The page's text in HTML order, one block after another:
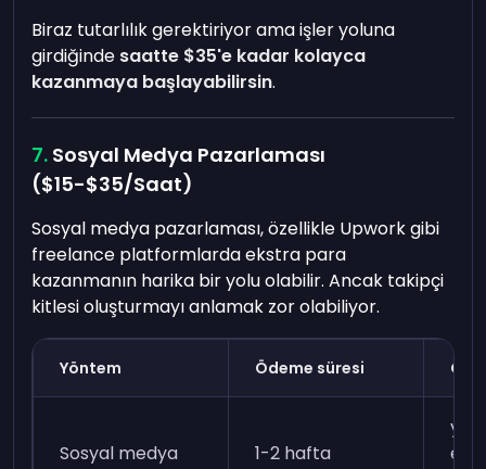
Biraz tutarlılık gerektiriyor ama işler yoluna
girdiğinde saatte $35'e kadar kolayca
kazanmaya başlayabilirsin.
Sosyal Medya Pazarlaması
($15-$35/Saat)
Sosyal medya pazarlaması, özellikle Upwork gibi
freelance platformlarda ekstra para
kazanmanın harika bir yolu olabilir. Ancak takipçi
kitlesi oluşturmayı anlamak zor olabiliyor.
Yöntem Ödeme süresi
Sosyal medya 1-2 hafta